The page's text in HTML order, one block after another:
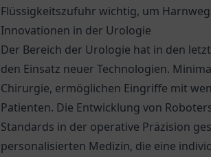
Flüssigkeitszufuhr wichtig, um
Innovationen in der Urologie
Der Bereich der Urologie hat in den
den Einsatz neuer Technologien.
Chirurgie, ermöglichen Eingriffe mit
Patienten. Die Entwicklung von
Standards in der operative Präzision
personalisierten Medizin, die eine